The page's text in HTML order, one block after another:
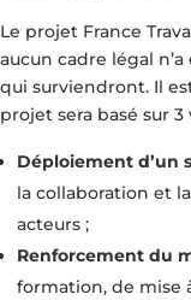
Le projet France
aucun cadre légal
qui surviendront. Il
projet sera basé sur
Déploiement d’un
la collaboration et
acteurs ;
Renforcement du
formation, de mise